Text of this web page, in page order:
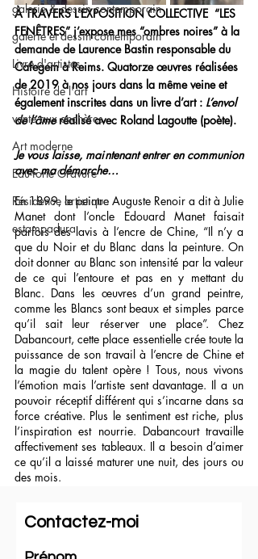
galerie & dessin contemporain
galerie et dessin contemporain
Livre d'artistes
Histoire de l'art
vente aux enchères
Art moderne
Eau-forte Gravure
Résidence artistique
estampadura
À TRAVERS L’EXPOSITION COLLECTIVE  “LES
FENÊTRES” j’expose mes “ombres noires” à la
demande de Laurence Bastin responsable du
Cafegem à Reims. Quatorze œuvres réalisées
de 2019 à nos jours dans la même veine et
également inscrites dans un livre d’art : L’envol
de l’âme réalisé avec Roland Lagoutte (poète).
Je vous laisse, maintenant entrer en communion
avec ma démarche…
En 1899, le peintre Auguste Renoir a dit à Julie
Manet dont l’oncle Edouard Manet faisait
parfois des lavis à l’encre de Chine, “Il n’y a
que du Noir et du Blanc dans la peinture. On
doit donner au Blanc son intensité par la valeur
de ce qui l’entoure et pas en y mettant du
Blanc. Dans les œuvres d’un grand peintre,
comme les Blancs sont beaux et simples parce
qu’il sait leur réserver une place”. Chez
Dabancourt, cette place essentielle crée toute la
puissance de son travail à l’encre de Chine et
la magie du talent opère ! Tous, nous vivons
l’émotion mais l’artiste sent davantage. Il a un
pouvoir réceptif différent qui s’incarne dans sa
force créative. Plus le sentiment est riche, plus
l’inspiration est nourrie. Dabancourt travaille
affectivement ses tableaux. Il a besoin d’aimer
ce qu’il a laissé maturer une nuit, des jours ou
des mois.
dois vibrer moi-même de la révélation de mes
Contactez-moi